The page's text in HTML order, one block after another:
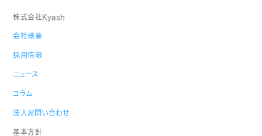
株式会社Kyash
会社概要
採用情報
ニュース
コラム
法人お問い合わせ
基本方針